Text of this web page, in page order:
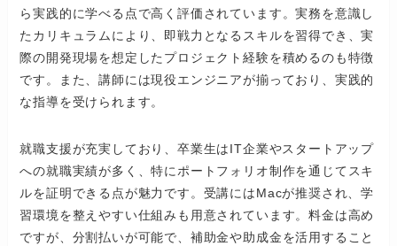
ら実践的に学べる点で高く評価されています。実務を意識し
たカリキュラムにより、即戦力となるスキルを習得でき、実
際の開発現場を想定したプロジェクト経験を積めるのも特徴
です。また、講師には現役エンジニアが揃っており、実践的
な指導を受けられます。
就職支援が充実しており、卒業生はIT企業やスタートアップ
への就職実績が多く、特にポートフォリオ制作を通じてスキ
ルを証明できる点が魅力です。受講にはMacが推奨され、学
習環境を整えやすい仕組みも用意されています。料金は高め
ですが、分割払いが可能で、補助金や助成金を活用すること